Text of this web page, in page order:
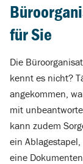
für Sie
Die
kennt es nicht?
angekommen,
mit
kann zudem
ein
eine